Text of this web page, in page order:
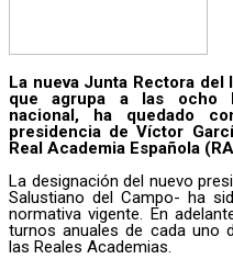
La nueva Junta Rectora
que agrupa a las ocho
nacional, ha quedado
presidencia de Víctor
Real Academia Española
La designación del nuevo
Salustiano del Campo- ha
normativa vigente. En
turnos anuales de cada uno
las Reales Academias.